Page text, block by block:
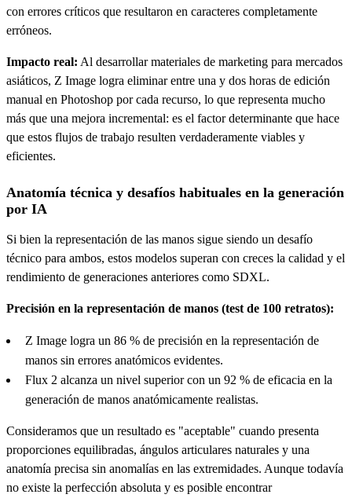
con errores críticos que resultaron en caracteres completamente
erróneos.
Impacto real: Al desarrollar materiales de marketing para mercados
asiáticos, Z Image logra eliminar entre una y dos horas de edición
manual en Photoshop por cada recurso, lo que representa mucho
más que una mejora incremental: es el factor determinante que hace
que estos flujos de trabajo resulten verdaderamente viables y
eficientes.
Anatomía técnica y desafíos habituales en la generación
por IA
Si bien la representación de las manos sigue siendo un desafío
técnico para ambos, estos modelos superan con creces la calidad y el
rendimiento de generaciones anteriores como SDXL.
Precisión en la representación de manos (test de 100 retratos):
Z Image logra un 86 % de precisión en la representación de
manos sin errores anatómicos evidentes.
Flux 2 alcanza un nivel superior con un 92 % de eficacia en la
generación de manos anatómicamente realistas.
Consideramos que un resultado es "aceptable" cuando presenta
proporciones equilibradas, ángulos articulares naturales y una
anatomía precisa sin anomalías en las extremidades. Aunque todavía
no existe la perfección absoluta y es posible encontrar